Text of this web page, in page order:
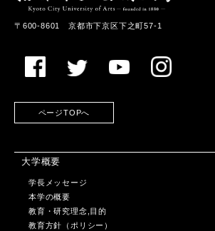
〒600-8601 京都市下京区下之町57-1
ページTOPへ
大学概要
学長メッセージ
本学の概要
教育・研究理念,目的
教育方針（ポリシー）